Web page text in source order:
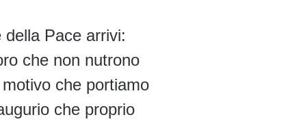
Pace arrivi:
che non nutrono
che portiamo
che proprio